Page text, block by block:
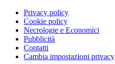
Privacy policy
Cookie policy
Necrologie e Economici
Pubblicità
Contatti
Cambia impostazioni privacy